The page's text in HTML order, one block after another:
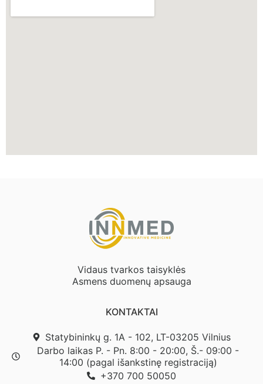
Vidaus tvarkos taisyklės
Asmens duomenų apsauga
KONTAKTAI
Statybininkų g. 1A - 102, LT-03205 Vilnius
Darbo laikas P. - Pn. 8:00 - 20:00, Š.- 09:00 -
14:00 (pagal išankstinę registraciją)
+370 700 50050